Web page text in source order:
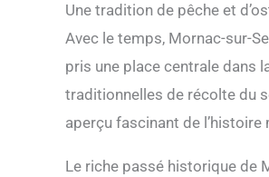
Une tradition de pêche et
Avec le temps, Mornac-sur-
pris une place centrale dans
traditionnelles de récolte du
aperçu fascinant de
Le riche passé historique de